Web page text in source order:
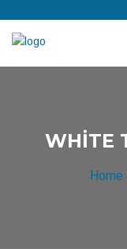
WHITE
Home